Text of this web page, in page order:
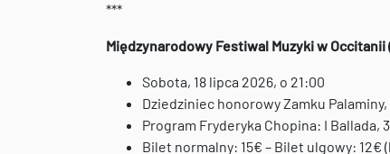
***
Międzynarodowy Festiwal Muzyki w
Sobota, 18 lipca 2026, o 21:00
Dziedziniec honorowy Zamku
Program Fryderyka Chopina: I Ballada,
Bilet normalny: 15€ – Bilet ulgowy: 12€